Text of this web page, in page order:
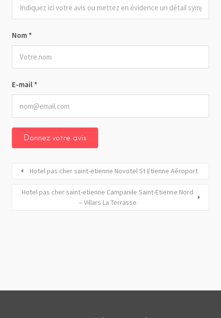
Nom *
E-mail *
Hotel pas cher saint-etienne Novotel St Etienne Aéroport
Hotel pas cher saint-etienne Campanile Saint-Etienne Nord
– Villars La Terrasse